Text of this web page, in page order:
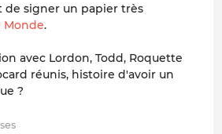
de signer un papier très
Monde.
avec Lordon, Todd, Roquette
réunis, histoire d'avoir un
?